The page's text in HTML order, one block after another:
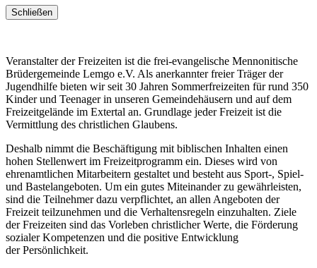
Schließen
Veranstalter der Freizeiten ist die frei-evangelische Mennonitische
Brüdergemeinde Lemgo e.V. Als anerkannter freier Träger der
Jugendhilfe bieten wir seit 30 Jahren Sommerfreizeiten für rund 350
Kinder und Teenager in unseren Gemeindehäusern und auf dem
Freizeitgelände im Extertal an. Grundlage jeder Freizeit ist die
Vermittlung des christlichen Glaubens.
Deshalb nimmt die Beschäftigung mit biblischen Inhalten einen
hohen Stellenwert im Freizeitprogramm ein. Dieses wird von
ehrenamtlichen Mitarbeitern gestaltet und besteht aus Sport-, Spiel-
und Bastelangeboten. Um ein gutes Miteinander zu gewährleisten,
sind die Teilnehmer dazu verpflichtet, an allen Angeboten der
Freizeit teilzunehmen und die Verhaltensregeln einzuhalten. Ziele
der Freizeiten sind das Vorleben christlicher Werte, die Förderung
sozialer Kompetenzen und die positive Entwicklung
der Persönlichkeit.